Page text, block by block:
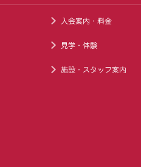
入会案内・料金
見学・体験
施設・スタッフ案内